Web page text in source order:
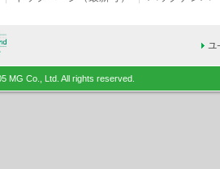
MG Co., Ltd. All rights reserved.